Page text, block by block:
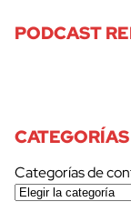
PODCAST
Categorías de